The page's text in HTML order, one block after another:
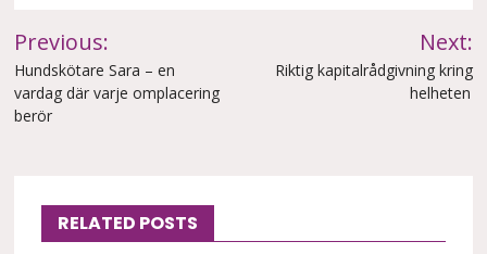
Inläggsnavigering
Previous:
Hundskötare Sara – en
vardag där varje omplacering
berör
Next:
Riktig kapitalrådgivning kring
helheten
RELATED POSTS